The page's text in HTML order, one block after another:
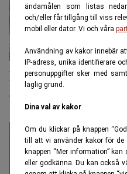
ändamålen som listas
och/eller får tillgång till viss
mobil eller dator. Vi och våra
Användning av kakor innebär
IP-adress, unika identifierare
personuppgifter sker med
laglig grund.
Dina val av kakor
Om du klickar på knappen
till att vi använder kakor för
knappen “Mer information”
eller godkänna. Du kan också
Efterklok: Det
de gått i pension